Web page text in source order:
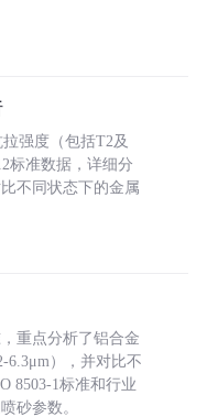
强度（包括T2及
标准数据，详细分
不同状态下的金属
重点分析了铝合金
6.3μm），并对比不
8503-1标准和行业
砂参数。